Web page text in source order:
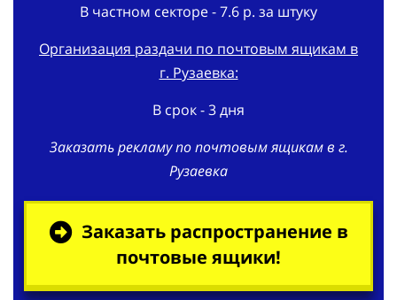
В частном секторе - 7.6 р. за штуку
Организация раздачи по почтовым ящикам в
г. Рузаевка:
В срок - 3 дня
Заказать рекламу по почтовым ящикам в г.
Рузаевка
Заказать распространение в
почтовые ящики!